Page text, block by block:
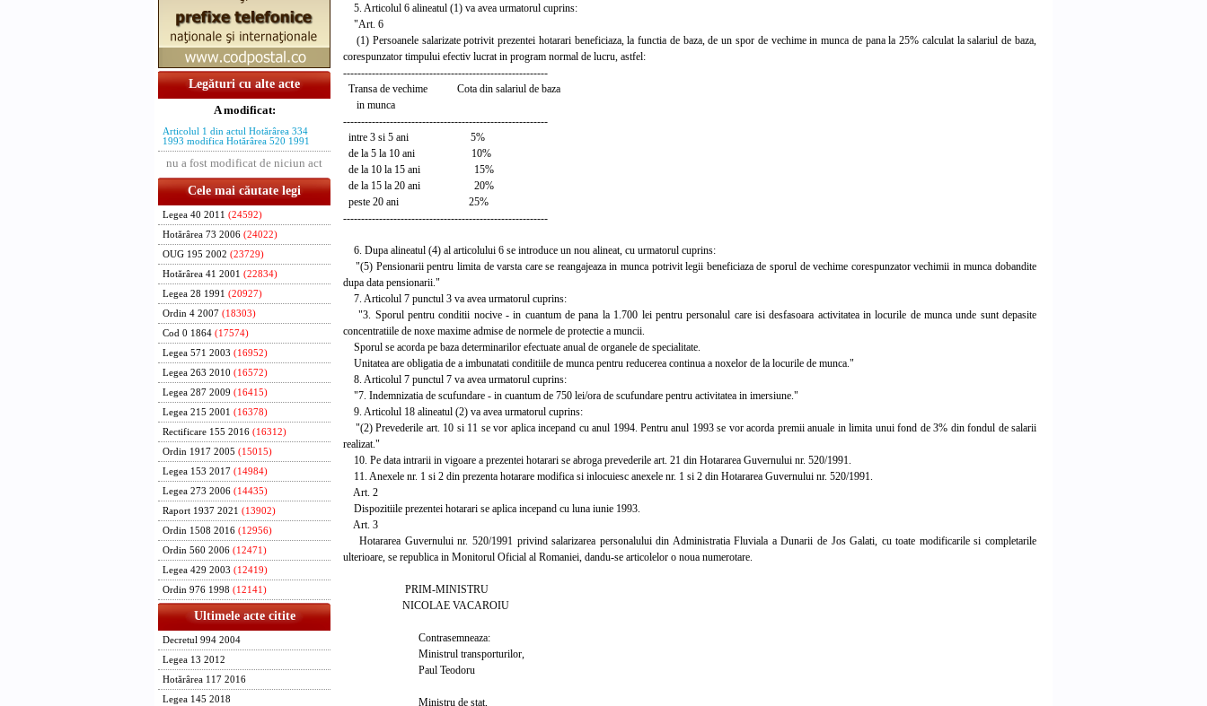
Legături cu alte acte
A modificat:
Articolul 1 din actul Hotărârea 334
1993 modifica Hotărârea 520 1991
nu a fost modificat de niciun act
Cele mai căutate legi
Legea 40 2011 (24592)
Hotărârea 73 2006 (24022)
OUG 195 2002 (23729)
Hotărârea 41 2001 (22834)
Legea 28 1991 (20927)
Ordin 4 2007 (18303)
Cod 0 1864 (17574)
Legea 571 2003 (16952)
Legea 263 2010 (16572)
Legea 287 2009 (16415)
Legea 215 2001 (16378)
Rectificare 155 2016 (16312)
Ordin 1917 2005 (15015)
Legea 153 2017 (14984)
Legea 273 2006 (14435)
Raport 1937 2021 (13902)
Ordin 1508 2016 (12956)
Ordin 560 2006 (12471)
Legea 429 2003 (12419)
Ordin 976 1998 (12141)
Ultimele acte citite
Decretul 994 2004
Legea 13 2012
Hotărârea 117 2016
Legea 145 2018
5. Articolul 6 alineatul (1) va avea urmatorul cuprins:
"Art. 6
(1) Persoanele salarizate potrivit prezentei hotarari beneficiaza, la functia de baza, de un spor de vechime in munca de pana la 25% calculat la salariul de baza,
corespunzator timpului efectiv lucrat in program normal de lucru, astfel:
---------------------------------------------------------
Transa de vechime Cota din salariul de baza
in munca
---------------------------------------------------------
intre 3 si 5 ani 5%
de la 5 la 10 ani 10%
de la 10 la 15 ani 15%
de la 15 la 20 ani 20%
peste 20 ani 25%
---------------------------------------------------------
6. Dupa alineatul (4) al articolului 6 se introduce un nou alineat, cu urmatorul cuprins:
"(5) Pensionarii pentru limita de varsta care se reangajeaza in munca potrivit legii beneficiaza de sporul de vechime corespunzator vechimii in munca dobandite
dupa data pensionarii."
7. Articolul 7 punctul 3 va avea urmatorul cuprins:
"3. Sporul pentru conditii nocive - in cuantum de pana la 1.700 lei pentru personalul care isi desfasoara activitatea in locurile de munca unde sunt depasite
concentratiile de noxe maxime admise de normele de protectie a muncii.
Sporul se acorda pe baza determinarilor efectuate anual de organele de specialitate.
Unitatea are obligatia de a imbunatati conditiile de munca pentru reducerea continua a noxelor de la locurile de munca."
8. Articolul 7 punctul 7 va avea urmatorul cuprins:
"7. Indemnizatia de scufundare - in cuantum de 750 lei/ora de scufundare pentru activitatea in imersiune."
9. Articolul 18 alineatul (2) va avea urmatorul cuprins:
"(2) Prevederile art. 10 si 11 se vor aplica incepand cu anul 1994. Pentru anul 1993 se vor acorda premii anuale in limita unui fond de 3% din fondul de salarii
realizat."
10. Pe data intrarii in vigoare a prezentei hotarari se abroga prevederile art. 21 din Hotararea Guvernului nr. 520/1991.
11. Anexele nr. 1 si 2 din prezenta hotarare modifica si inlocuiesc anexele nr. 1 si 2 din Hotararea Guvernului nr. 520/1991.
Art. 2
Dispozitiile prezentei hotarari se aplica incepand cu luna iunie 1993.
Art. 3
Hotararea Guvernului nr. 520/1991 privind salarizarea personalului din Administratia Fluviala a Dunarii de Jos Galati, cu toate modificarile si completarile
ulterioare, se republica in Monitorul Oficial al Romaniei, dandu-se articolelor o noua numerotare.
PRIM-MINISTRU
NICOLAE VACAROIU
Contrasemneaza:
Ministrul transporturilor,
Paul Teodoru
Ministru de stat,